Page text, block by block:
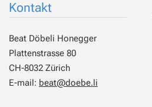
Kontakt
Beat Döbeli Honegger
Plattenstrasse 80
CH-8032 Zürich
E-mail: beat@doebe.li